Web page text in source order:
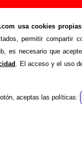
usa cookies
permitir compartir
es necesario que
. El acceso y el uso
aceptas las políticas:
o corregir
>Añadir
adicional, puedes
o escribiendo un